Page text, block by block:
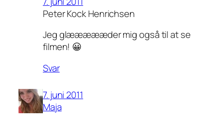
Peter Kock Henrichsen
Jeg glæææææder mig også til at se
filmen! 😀
Svar
7. juni 2011
Maja